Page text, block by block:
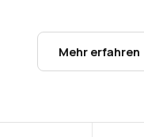
Mehr erfahren